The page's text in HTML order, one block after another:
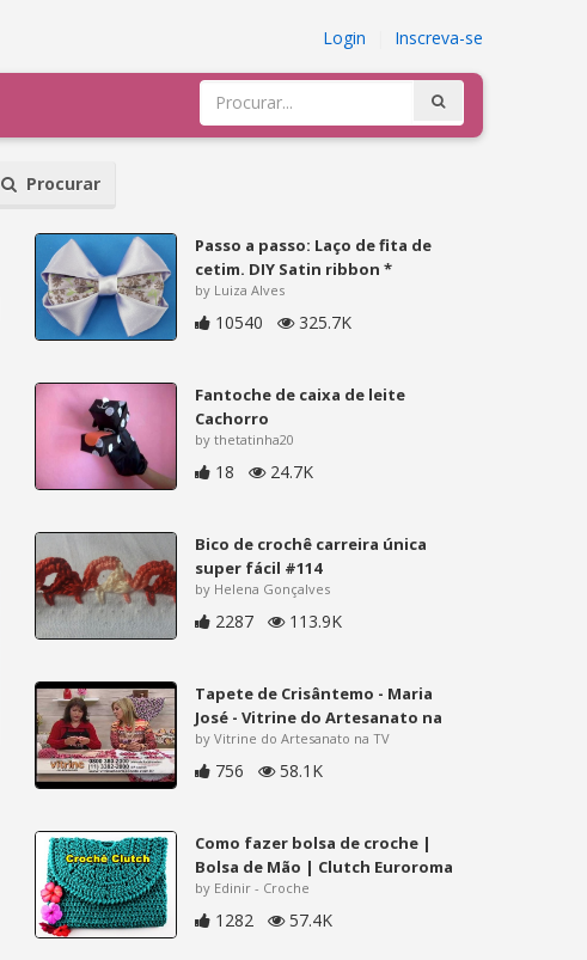
Login Inscreva-se
Procurar
Passo a passo: Laço de fita de
cetim. DIY Satin ribbon *
by Luiza Alves
10540 325.7K
Fantoche de caixa de leite
Cachorro
by thetatinha20
18 24.7K
Bico de crochê carreira única
super fácil #114
by Helena Gonçalves
2287 113.9K
Tapete de Crisântemo - Maria
José - Vitrine do Artesanato na
by Vitrine do Artesanato na TV
756 58.1K
Como fazer bolsa de croche |
Bolsa de Mão | Clutch Euroroma
by Edinir - Croche
1282 57.4K